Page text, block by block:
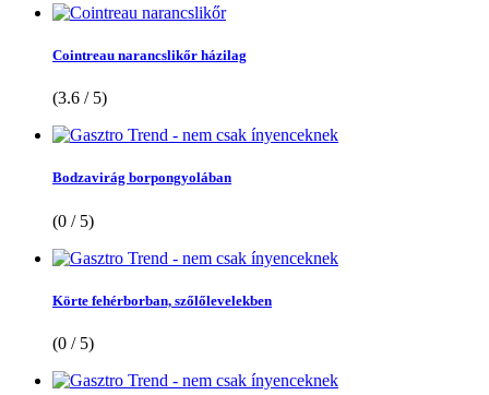
Cointreau narancslikőr házilag
(3.6 / 5)
Bodzavirág borpongyolában
(0 / 5)
Körte fehérborban, szőlőlevelekben
(0 / 5)